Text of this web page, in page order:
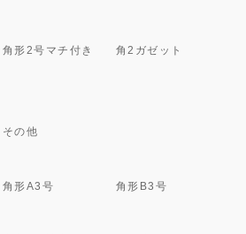
角形2号マチ付き 角2ガゼット
その他
角形A3号 角形B3号